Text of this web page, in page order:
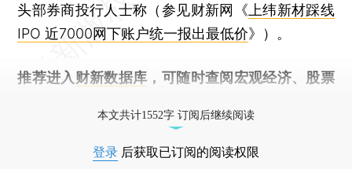
头部券商投行人士称（参见财新网《 上纬新材踩线
IPO 近7000网下账户统一报出最低价》）。
推荐进入 财新数据库 ，可随时查阅宏观经济、股票
本文共计1552字 订阅后继续阅读
登录 后获取已订阅的阅读权限